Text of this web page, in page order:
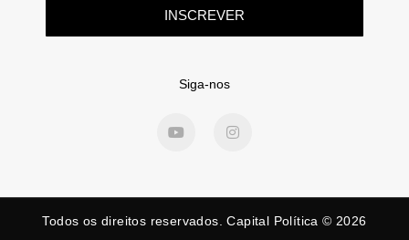
INSCREVER
Siga-nos
Todos os direitos reservados. Capital Política © 2026